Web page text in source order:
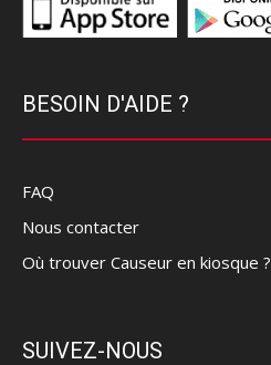
BESOIN D'AIDE ?
FAQ
Nous contacter
Où trouver Causeur en kiosque ?
SUIVEZ-NOUS